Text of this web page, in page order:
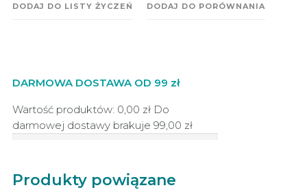
DODAJ DO LISTY ŻYCZEŃ DODAJ DO PORÓWNANIA
DARMOWA DOSTAWA OD 99 zł
Wartość produktów: 0,00 zł Do
darmowej dostawy brakuje 99,00 zł
Produkty powiązane